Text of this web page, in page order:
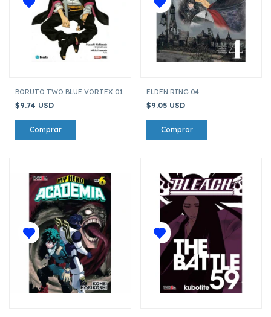
BORUTO TWO BLUE VORTEX 01
$9.74 USD
ELDEN RING 04
$9.05 USD